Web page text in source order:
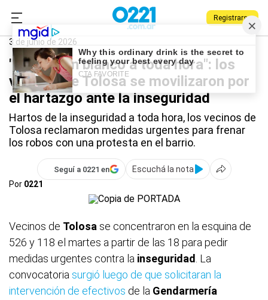
Registrarse
0221.com.ar Policiales
3 de junio de 2026
"Somos un blanco a toda hora": los
vecinos de Tolosa se movilizaron por
el hartazgo ante la inseguridad
Hartos de la inseguridad a toda hora, los vecinos de
Tolosa reclamaron medidas urgentes para frenar
los robos con una protesta en el barrio.
Seguí a 0221 en
Escuchá la nota
Por 0221
Vecinos de Tolosa se concentraron en la esquina de
526 y 118 el martes a partir de las 18 para pedir
medidas urgentes contra la inseguridad . La
convocatoria surgió luego de que solicitaran la
intervención de efectivos de la Gendarmería